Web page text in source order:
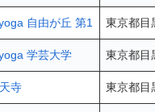
自由が丘 第1 東京都目
学芸大学 東京都目
寺 東京都目